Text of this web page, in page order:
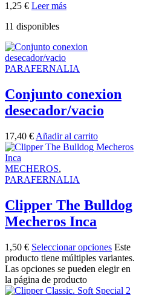
1,25 € Leer más
11 disponibles
PARAFERNALIA
Conjunto conexion
desecador/vacio
17,40 € Añadir al carrito
MECHEROS,
PARAFERNALIA
Clipper The Bulldog
Mecheros Inca
1,50 € Seleccionar opciones Este
producto tiene múltiples variantes.
Las opciones se pueden elegir en
la página de producto